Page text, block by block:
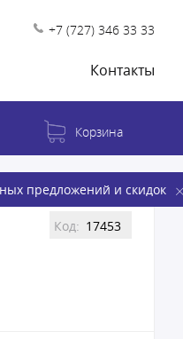
+7 (727) 346 33 33
Контакты
предложений и скидок
Корзина
Код: 17453